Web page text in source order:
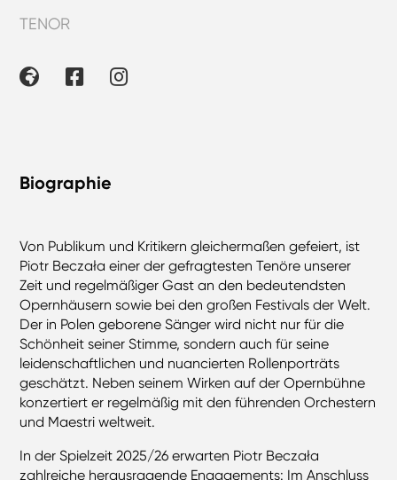
TENOR
Biographie
Von Publikum und Kritikern gleichermaßen gefeiert, ist
Piotr Beczała einer der gefragtesten Tenöre unserer
Zeit und regelmäßiger Gast an den bedeutendsten
Opernhäusern sowie bei den großen Festivals der Welt.
Der in Polen geborene Sänger wird nicht nur für die
Schönheit seiner Stimme, sondern auch für seine
leidenschaftlichen und nuancierten Rollenporträts
geschätzt. Neben seinem Wirken auf der Opernbühne
konzertiert er regelmäßig mit den führenden Orchestern
und Maestri weltweit.
In der Spielzeit 2025/26 erwarten Piotr Beczała
zahlreiche herausragende Engagements: Im Anschluss